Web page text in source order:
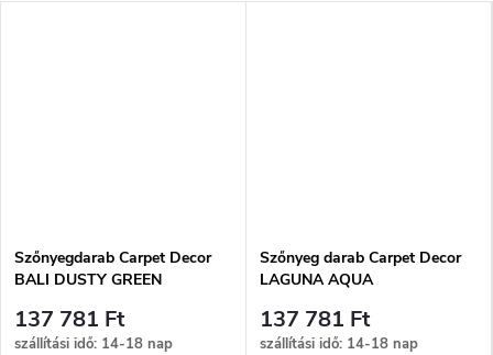
Szőnyegdarab Carpet Decor
BALI DUSTY GREEN
137 781 Ft
szállítási idő: 14-18 nap
Szőnyeg darab Carpet Decor
LAGUNA AQUA
137 781 Ft
szállítási idő: 14-18 nap